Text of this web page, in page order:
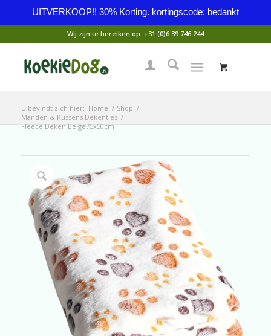
UITVERKOOP!! 30% Korting. kortingscode: bedankt
Wij zijn te bereiken op: +31 (0)6 39 746 244
U bevindt zich hier: Home / Shop /
Manden & Kussens Dekentjes /
Fleece Deken Beige75x50cm